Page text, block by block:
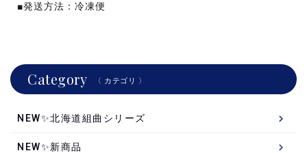
■発送方法：冷凍便
Category 〈 カテゴリ 〉
NEW✨北海道組曲シリーズ
NEW✨新商品